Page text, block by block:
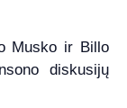
Musko ir Billo
diskusijų